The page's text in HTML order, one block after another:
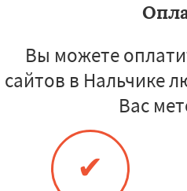
Вы можете
сайтов в Нальчике
Вас
✔